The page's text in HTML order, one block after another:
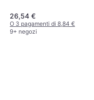
26,54 €
O 3 pagamenti di 8,84 €
9+ negozi